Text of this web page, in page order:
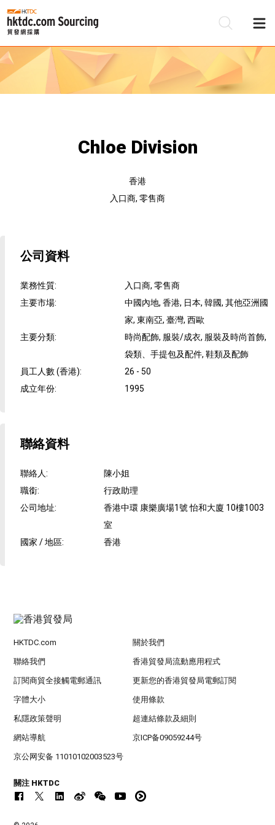
Chloe Division
香港
入口商, 零售商
公司資料
業務性質:
入口商, 零售商
主要市場:
中國內地, 香港, 日本, 韓國, 其他亞洲國
家, 東南亞, 臺灣, 西歐
主要分類:
時尚配飾, 服裝/成衣, 服裝及時尚首飾,
袋類、手提包及配件, 鞋類及配飾
員工人數 (香港):
26 - 50
成立年份: 1995
聯絡資料
聯絡人:
陳小姐
職銜:
行政助理
公司地址:
香港中環 康樂廣場1號 怡和大廈 10樓1003
室
國家 / 地區: 香港
HKTDC.com 關於我們
聯絡我們 香港貿發局流動應用程式
訂閱商貿全接觸電郵通訊 更新您的香港貿發局電郵訂閱
字體大小 使用條款
私隱政策聲明 超連結條款及細則
網站導航 京ICP备09059244号
京公网安备 11010102003523号
關注 HKTDC